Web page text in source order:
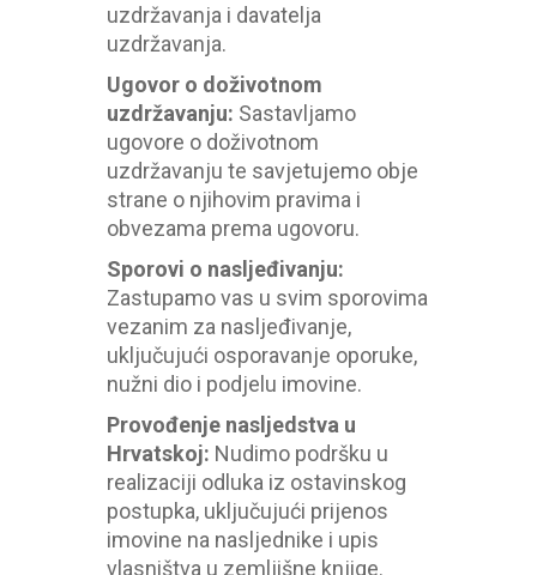
uzdržavanja i davatelja
uzdržavanja.
Ugovor o doživotnom
uzdržavanju: Sastavljamo
ugovore o doživotnom
uzdržavanju te savjetujemo obje
strane o njihovim pravima i
obvezama prema ugovoru.
Sporovi o nasljeđivanju:
Zastupamo vas u svim sporovima
vezanim za nasljeđivanje,
uključujući osporavanje oporuke,
nužni dio i podjelu imovine.
Provođenje nasljedstva u
Hrvatskoj: Nudimo podršku u
realizaciji odluka iz ostavinskog
postupka, uključujući prijenos
imovine na nasljednike i upis
vlasništva u zemljišne knjige.